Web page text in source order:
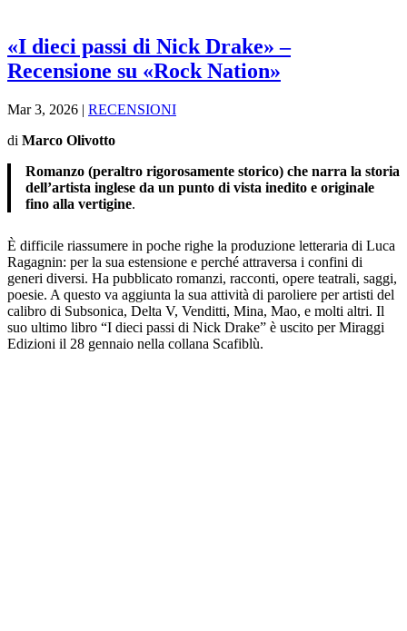
«I dieci passi di Nick Drake» –
Recensione su «Rock Nation»
Mar 3, 2026 | RECENSIONI
di Marco Olivotto
Romanzo (peraltro rigorosamente storico) che narra la storia
dell’artista inglese da un punto di vista inedito e originale
fino alla vertigine.
È difficile riassumere in poche righe la produzione letteraria di Luca
Ragagnin: per la sua estensione e perché attraversa i confini di
generi diversi. Ha pubblicato romanzi, racconti, opere teatrali, saggi,
poesie. A questo va aggiunta la sua attività di paroliere per artisti del
calibro di Subsonica, Delta V, Venditti, Mina, Mao, e molti altri. Il
suo ultimo libro “I dieci passi di Nick Drake” è uscito per Miraggi
Edizioni il 28 gennaio nella collana Scafiblù.